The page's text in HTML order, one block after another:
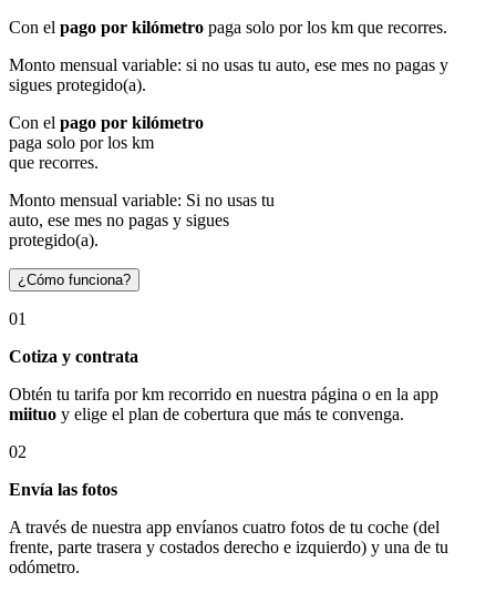
Con el pago por kilómetro paga solo por los km que recorres.
Monto mensual variable: si no usas tu auto, ese mes no pagas y
sigues protegido(a).
Con el pago por kilómetro
paga solo por los km
que recorres.
Monto mensual variable: Si no usas tu
auto, ese mes no pagas y sigues
protegido(a).
¿Cómo funciona?
01
Cotiza y contrata
Obtén tu tarifa por km recorrido en nuestra página o en la app
miituo y elige el plan de cobertura que más te convenga.
02
Envía las fotos
A través de nuestra app envíanos cuatro fotos de tu coche (del
frente, parte trasera y costados derecho e izquierdo) y una de tu
odómetro.